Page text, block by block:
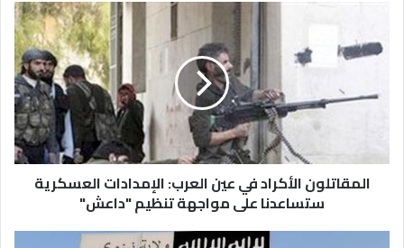
المقاتلون الأكراد في عين العرب: الإمدادات العسكرية
ستساعدنا على مواجهة تنظيم "داعش"